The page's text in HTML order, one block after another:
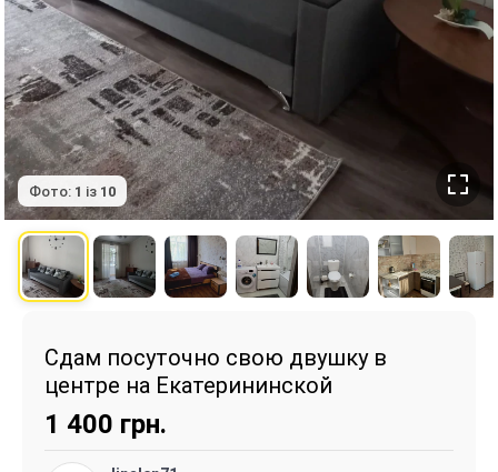
Фото: 1 із 10
Сдам посуточно свою двушку в
центре на Екатерининской
1 400 грн.